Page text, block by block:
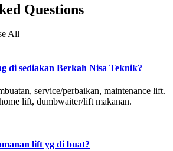
Questions
All
di sediakan Berkah Nisa Teknik?
service/perbaikan, maintenance lift.
lift, dumbwaiter/lift makanan.
lift yg di buat?